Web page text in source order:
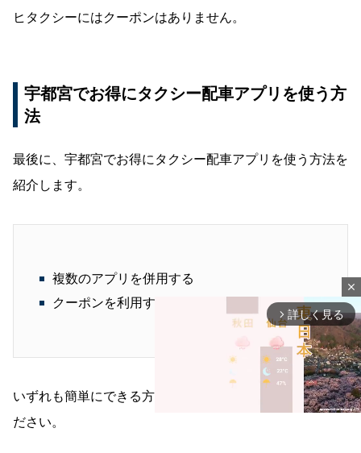
ヒタクシーにはクーポンはありません。
宇都宮でお得にタクシー配車アプリを使う方
法
最後に、宇都宮でお得にタクシー配車アプリを使う方法を
紹介します。
複数のアプリを併用する
クーポンを利用する
いずれも簡単にできる方法なので、ぜひ参考にしてみてく
ださい。
close
arrow_forward_ios 詳しく見る